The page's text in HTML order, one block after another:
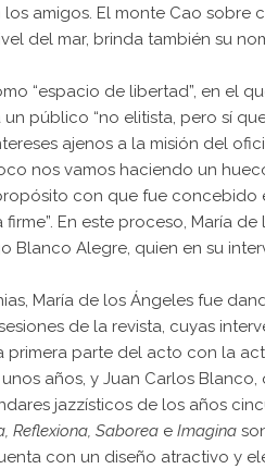
amigos. El monte Cao sobre
del mar, brinda también su
“espacio de libertad”, en el
público “no elitista, pero sí
ajenos a la misión del
nos vamos haciendo un
con que fue
En este proceso, María
Blanco Alegre, quien en su
María de los Ángeles fue
de la revista, cuyas
parte del acto con la
años, y Juan Carlos
jazzísticos de los años
Reflexiona, Saborea e Imagina
con un diseño atractivo y